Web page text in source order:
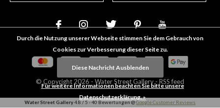
© Copyright 2026 - Water Street Gallery- RSS feed
Water Street Gallery4.8 / 5 -40 Bewertungen @Google Customer Reviews
Durch die Nutzung unserer Webseite stimmen Sie dem Gebrauch von
Cookies zur Verbesserung dieser Seite zu.
Diese Nachricht Ausblenden
Für weitere Informationen beachten Sie bitte unsere
Datenschutzerklärung. »